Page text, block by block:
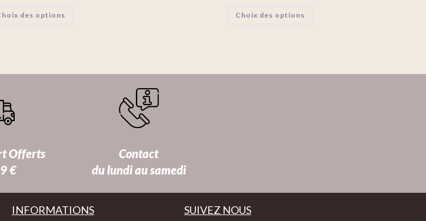
des options Choix des options
Offerts
€
Contact
du lundi au samedi
INFORMATIONS SUIVEZ NOUS